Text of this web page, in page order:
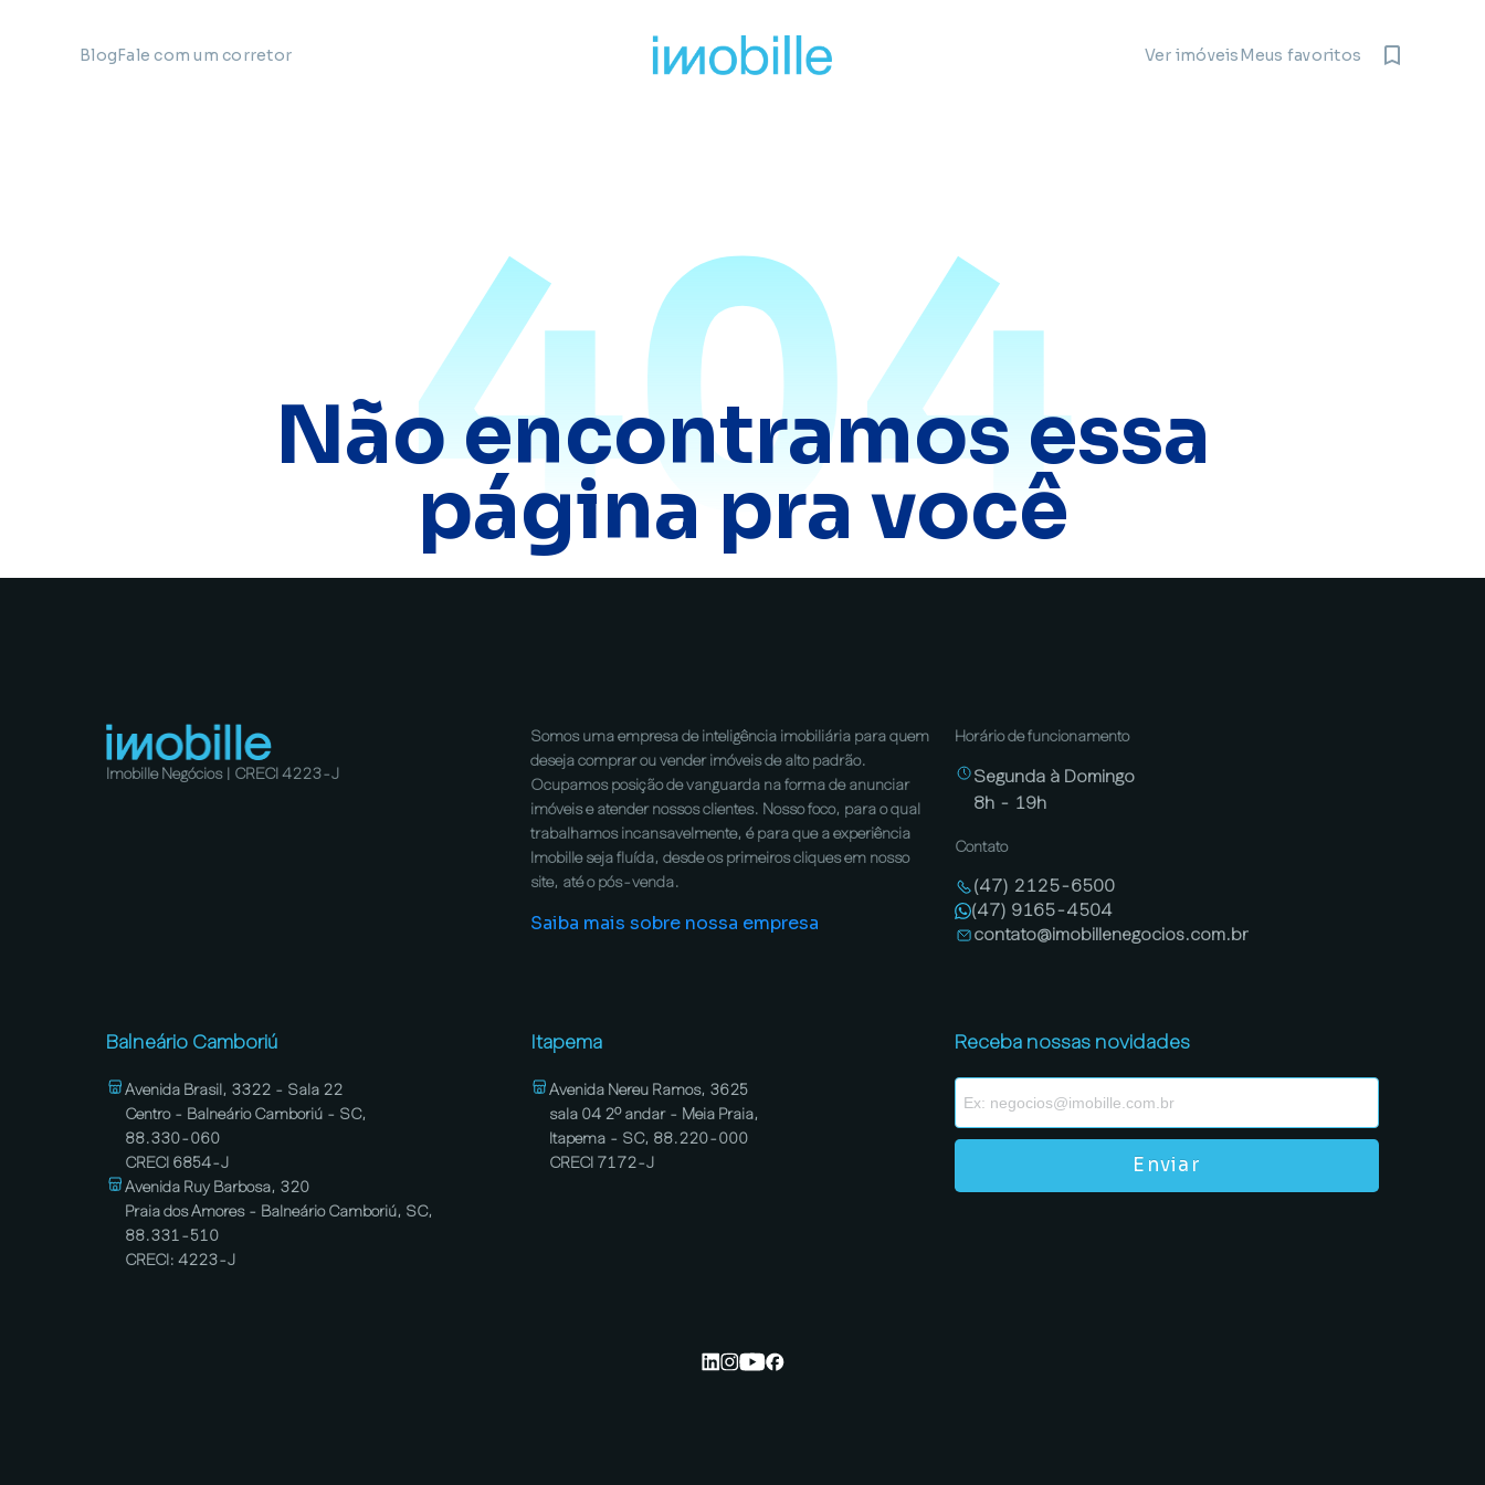
BlogFale com um corretor Ver imóveisMeus favoritos
404
Não encontramos essa
página pra você
Imobille Negócios | CRECI 4223-J
Somos uma empresa de inteligência imobiliária para quem
deseja comprar ou vender imóveis de alto padrão.
Ocupamos posição de vanguarda na forma de anunciar
imóveis e atender nossos clientes. Nosso foco, para o qual
trabalhamos incansavelmente, é para que a experiência
Imobille seja fluída, desde os primeiros cliques em nosso
site, até o pós-venda.
Saiba mais sobre nossa empresa
Horário de funcionamento
Segunda à Domingo
8h - 19h
Contato
(47) 2125-6500
(47) 9165-4504
contato@imobillenegocios.com.br
Balneário Camboriú
Avenida Brasil, 3322 - Sala 22
Centro - Balneário Camboriú - SC,
88.330-060
CRECI 6854-J
Avenida Ruy Barbosa, 320
Praia dos Amores - Balneário Camboriú, SC,
88.331-510
CRECI: 4223-J
Itapema
Avenida Nereu Ramos, 3625
sala 04 2º andar - Meia Praia,
Itapema - SC, 88.220-000
CRECI 7172-J
Receba nossas novidades
Enviar